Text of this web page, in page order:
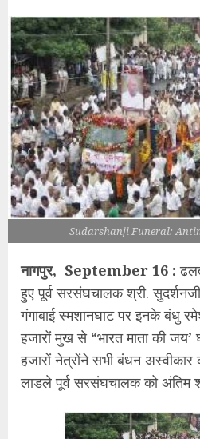
Sudarshanji Funeral:
नागपुर, September 16 :
हुए पूर्व सरसंघचालक श्री.
गंगाबाई स्मशानघाट पर इनके बंधु
हजारों मुख से “भारत माता की जय’
हजारों नेत्रोंने सभी बंधन
लाडले पूर्व सरसंघचालक को अंतिम